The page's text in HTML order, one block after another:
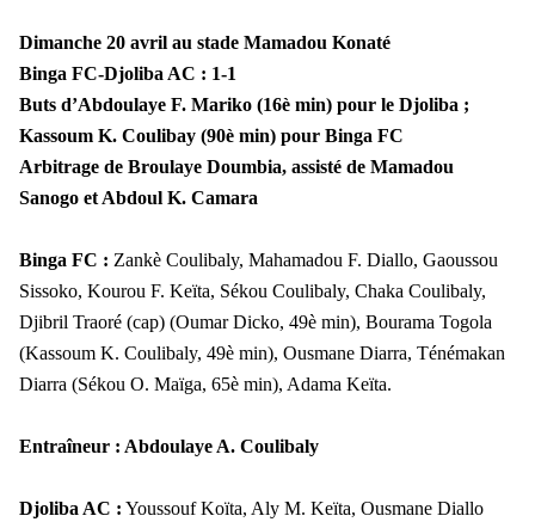
Dimanche 20 avril au stade Mamadou Konaté
Binga FC-Djoliba AC : 1-1
Buts d’Abdoulaye F. Mariko (16è min) pour le Djoliba ;
Kassoum K. Coulibay (90è min) pour Binga FC
Arbitrage de Broulaye Doumbia, assisté de Mamadou
Sanogo et Abdoul K. Camara
Binga FC : Zankè Coulibaly, Mahamadou F. Diallo, Gaoussou
Sissoko, Kourou F. Keïta, Sékou Coulibaly, Chaka Coulibaly,
Djibril Traoré (cap) (Oumar Dicko, 49è min), Bourama Togola
(Kassoum K. Coulibaly, 49è min), Ousmane Diarra, Ténémakan
Diarra (Sékou O. Maïga, 65è min), Adama Keïta.
Entraîneur : Abdoulaye A. Coulibaly
Djoliba AC : Youssouf Koïta, Aly M. Keïta, Ousmane Diallo